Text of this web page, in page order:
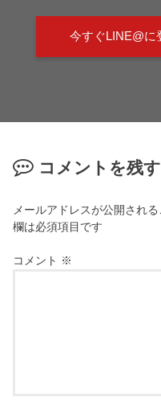
今すぐLINE@に
コメントを残す
メールアドレスが公開される
欄は必須項目です
コメント ※